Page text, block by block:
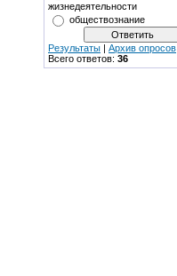
жизнедеятельности
обществознание
Результаты | Архив опросов
Всего ответов: 36